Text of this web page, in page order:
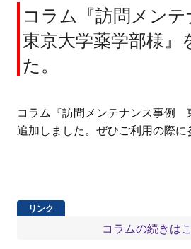
コラム『訪問メン
東京大学薬学部様』
た。
コラム『訪問メンテナンス事例
追加しました。ぜひご利用の際に
コラムの続きは